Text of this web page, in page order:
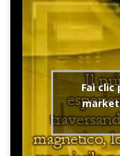
Fai clic